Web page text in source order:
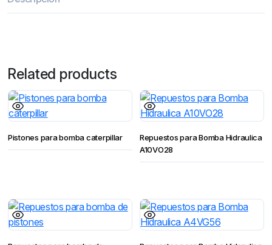
Related products
Pistones para bomba caterpillar
Repuestos para Bomba Hidraulica
A10VO28